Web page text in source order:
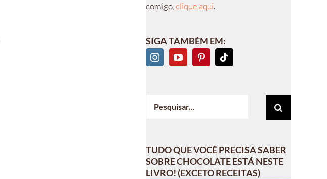
comigo, clique aqui.
SIGA TAMBÉM EM:
resultados
TUDO QUE VOCÊ PRECISA SABER
SOBRE CHOCOLATE ESTÁ NESTE
LIVRO! (EXCETO RECEITAS)